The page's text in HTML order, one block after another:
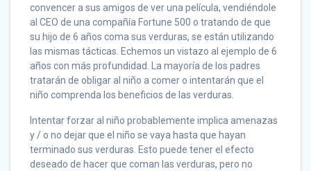
convencer a sus amigos de ver una película, vendiéndole
al CEO de una compañía Fortune 500 o tratando de que
su hijo de 6 años coma sus verduras, se están utilizando
las mismas tácticas. Echemos un vistazo al ejemplo de 6
años con más profundidad. La mayoría de los padres
tratarán de obligar al niño a comer o intentarán que el
niño comprenda los beneficios de las verduras.
Intentar forzar al niño probablemente implica amenazas
y / o no dejar que el niño se vaya hasta que hayan
terminado sus verduras. Esto puede tener el efecto
deseado de hacer que coman las verduras, pero no